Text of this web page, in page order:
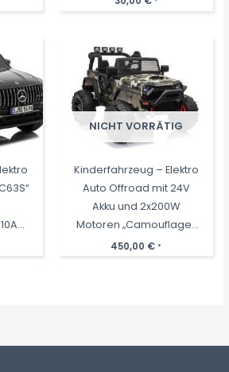
NICHT VORRÄTIG
Kinderfahrzeug – Elektro
Auto Offroad mit 24V
Akku und 2x200W
Motoren „Camouflage“
2,4Ghz+Ledersitz+EVA
450,00 € *